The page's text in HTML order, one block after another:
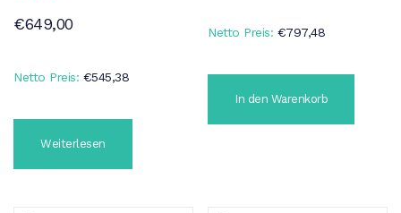
€649,00
Netto Preis: €545,38
Weiterlesen
Netto Preis: €797,48
In den Warenkorb